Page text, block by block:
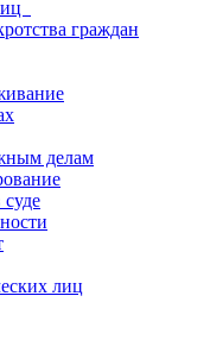
граждан
делам
суде
лиц